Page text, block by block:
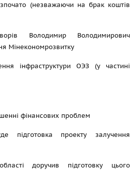
(незважаючи на брак коштів
Володимир Володимирович
Мінекономрозвитку
інфраструктури ОЭЗ (у частині
фінансових проблем
підготовка проекту залучення
доручив підготовку цього